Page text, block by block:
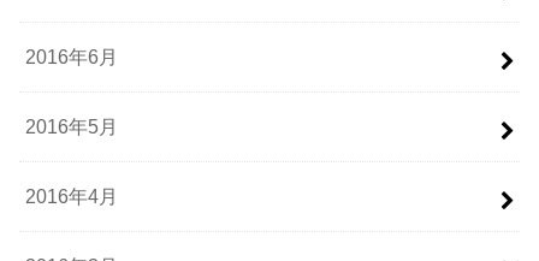
2016年6月
2016年5月
2016年4月